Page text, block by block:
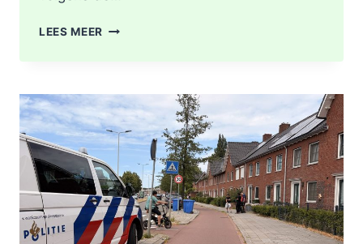
LEES MEER GEWONDE
AANRIJDING
PITTSBURGHSTRAAT
IN
ROTTERDAM